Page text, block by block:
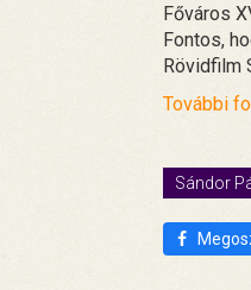
Főváros
Fontos,
Rövidfilm
További
Sándor